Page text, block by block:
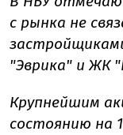
с рынка не
"Эврика" и ЖК
Крупнейшим
состоянию на